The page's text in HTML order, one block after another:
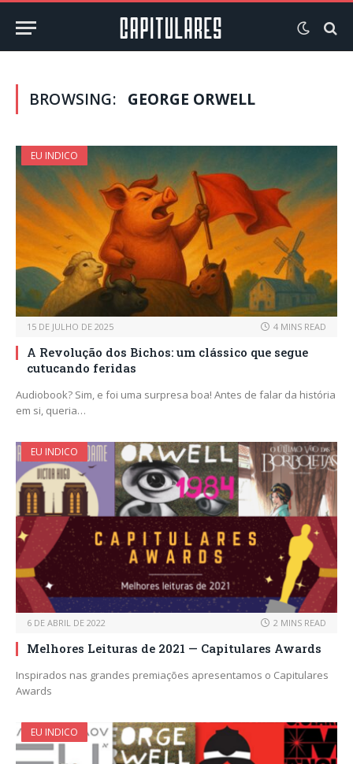
BROWSING: GEORGE ORWELL
EU INDICO
15 DE JULHO DE 2025 4 MINS READ
A Revolução dos Bichos: um clássico que segue
cutucando feridas
Audiobook? Sim, e foi uma surpresa boa! Antes de falar da história
em si, queria…
EU INDICO
6 DE ABRIL DE 2022 2 MINS READ
Melhores Leituras de 2021 — Capitulares Awards
Inspirados nas grandes premiações apresentamos o Capitulares
Awards
EU INDICO